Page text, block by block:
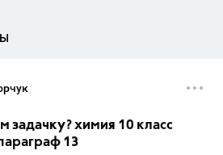
задачку? химия 10 класс
13